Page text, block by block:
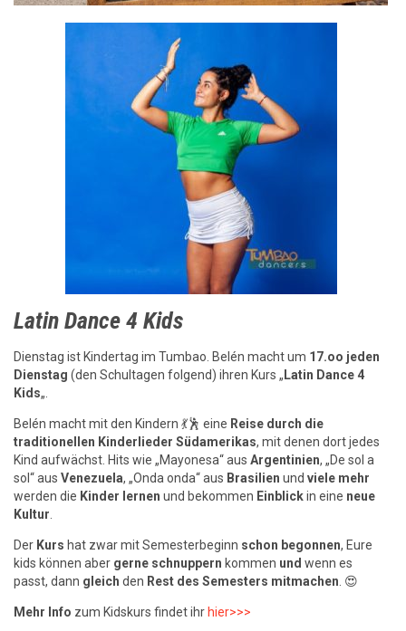
Latin Dance 4 Kids
Dienstag ist Kindertag im Tumbao. Belén macht um 17.oo jeden
Dienstag (den Schultagen folgend) ihren Kurs „ Latin Dance 4
Kids„.
Belén macht mit den Kindern 💃🕺 eine Reise durch die
traditionellen Kinderlieder Südamerikas, mit denen dort jedes
Kind aufwächst. Hits wie „Mayonesa“ aus Argentinien, „De sol a
sol“ aus Venezuela, „Onda onda“ aus Brasilien und viele mehr
werden die Kinder lernen und bekommen Einblickin eine neue
Kultur
Der Kurs hat zwar mit Semesterbeginn schon begonnen, Eure
kids können aber gerne schnuppern kommen und wenn es
passt, dann gleich den Rest des Semesters mitmachen . 😍
Mehr Info zum Kidskurs findet ihr hier>>>